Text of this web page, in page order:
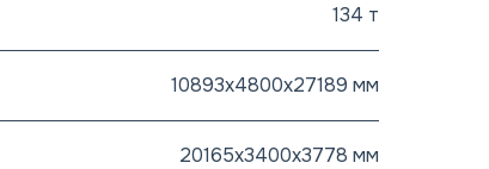
134 т
10893х4800х27189 мм
20165х3400х3778 мм